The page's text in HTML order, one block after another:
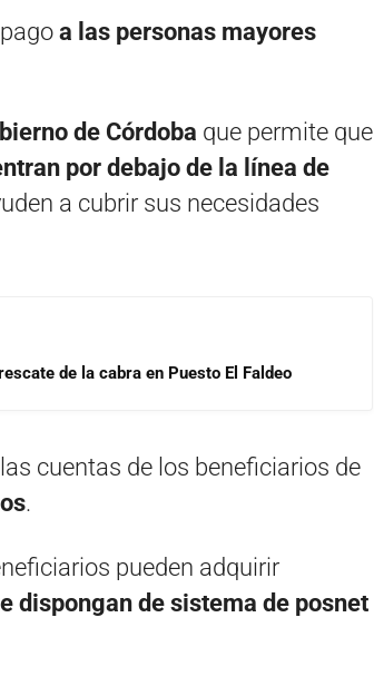
a las personas mayores
de Córdoba que permite que
por debajo de la línea de
a cubrir sus necesidades
de la cabra en Puesto El Faldeo
cuentas de los beneficiarios de
.
pueden adquirir
dispongan de sistema de posnet